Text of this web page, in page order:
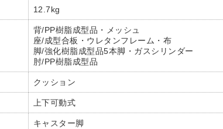
12.7kg
背/PP樹脂成型品・メッシュ
座/成型合板・ウレタンフレーム・布
脚/強化樹脂成型品5本脚・ガスシリンダー
肘/PP樹脂成型品
クッション
上下可動式
キャスター脚